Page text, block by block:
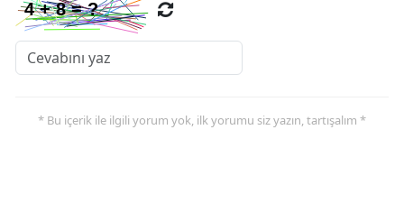
* Bu içerik ile ilgili yorum yok, ilk yorumu siz yazın, tartışalım *